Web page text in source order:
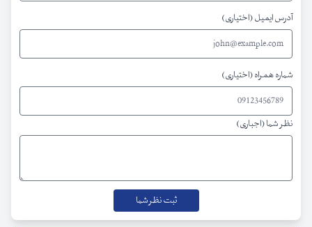
آدرس ایمیل (اختیاری)
شماره همراه (اختیاری)
نظر شما (اجباری)